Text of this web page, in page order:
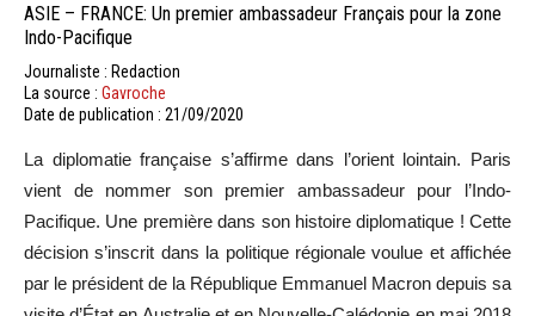
ASIE – FRANCE: Un premier ambassadeur Français pour la zone
Indo-Pacifique
Journaliste : Redaction
La source : Gavroche
Date de publication : 21/09/2020
La diplomatie française s’affirme dans l’orient lointain. Paris
vient de nommer son premier ambassadeur pour l’Indo-
Pacifique. Une première dans son histoire diplomatique ! Cette
décision s’inscrit dans la politique régionale voulue et affichée
par le président de la République Emmanuel Macron depuis sa